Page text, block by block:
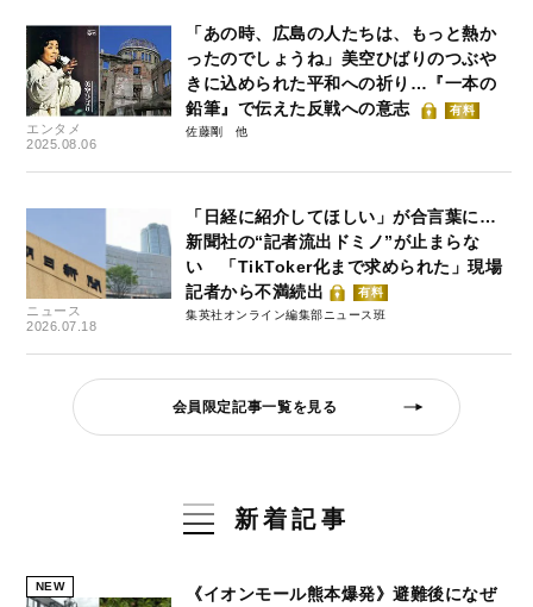
エンタメ
2025.08.06
「あの時、広島の人たちは、もっと熱か
ったのでしょうね」美空ひばりのつぶや
きに込められた平和への祈り…『一本の
鉛筆』で伝えた反戦への意志
有料
佐藤剛
ニュース
2026.07.18
「日経に紹介してほしい」が合言葉に…
新聞社の“記者流出ドミノ”が止まらな
い 「TikToker化まで求められた」現場
記者から不満続出
有料
集英社オンライン編集部ニュース班
会員限定記事一覧を見る
新着記事
NEW
《イオンモール熊本爆発》避難後になぜ